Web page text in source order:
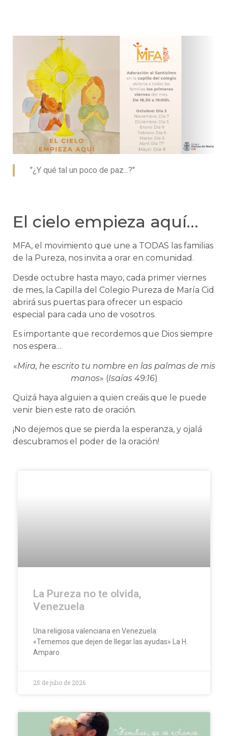
"¿Y qué tal un poco de paz...?"
El cielo empieza aquí…
MFA, el movimiento que une a TODAS las familias
de la Pureza, nos invita a orar en comunidad.
Desde octubre hasta mayo, cada primer viernes
de mes, la Capilla del Colegio Pureza de María Cid
abrirá sus puertas para ofrecer un espacio
especial para cada uno de vosotros.
Es importante que recordemos que Dios siempre
nos espera…
«Mira, he escrito tu nombre en las palmas de mis
manos» (Isaías 49:16)
Quizá haya alguien a quien creáis que le puede
venir bien este rato de oración.
¡No dejemos que se pierda la esperanza, y ojalá
descubramos el poder de la oración!
La Pureza no te olvida,
Venezuela
Una religiosa valenciana en Venezuela:
«Tememos que dejen de llegar las ayudas» La H.
Amparo
25 de julio de 2026